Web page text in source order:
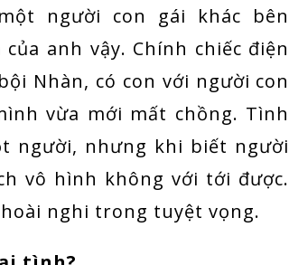
người con gái khác bên
anh vậy. Chính chiếc điện
Nhàn, có con với người con
vừa mới mất chồng. Tình
người, nhưng khi biết người
vô hình không với tới được.
nghi trong tuyệt vọng.